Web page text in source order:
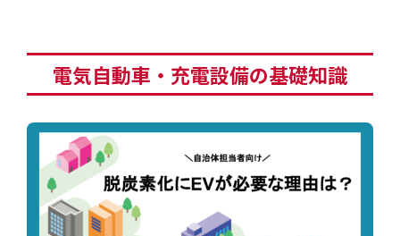
ニュース・展示会情報
ブランドツールキット
導入施設別プラン
電気自動車・充電設備の基礎知識